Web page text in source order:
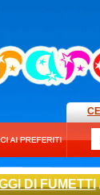
DI FUMETTI